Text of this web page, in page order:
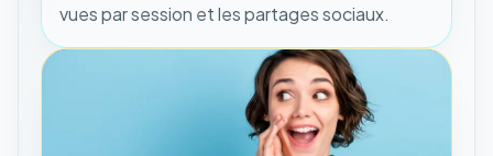
vues par session et les partages sociaux.